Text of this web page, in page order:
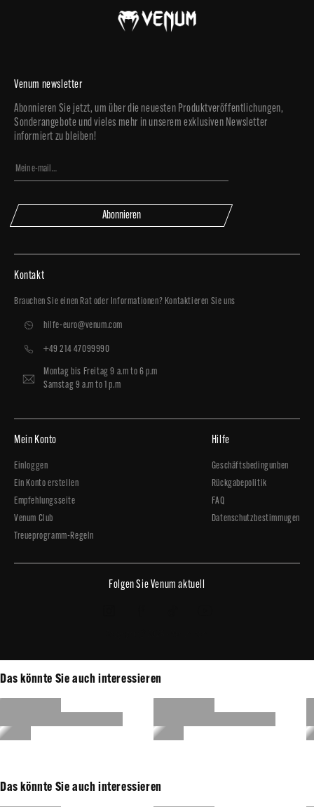
Venum newsletter
Abonnieren Sie jetzt, um über die neuesten Produktveröffentlichungen,
Sonderangebote und vieles mehr in unserem exklusiven Newsletter
informiert zu bleiben!
Abonnieren
Kontakt
Brauchen Sie einen Rat oder Informationen? Kontaktieren Sie uns
hilfe-euro@venum.com
+49 214 47099990
Montag bis Freitag 9 a.m to 6 p.m
Samstag 9 a.m to 1 p.m
Mein Konto
Einloggen
Ein Konto erstellen
Empfehlungsseite
Venum Club
Treueprogramm-Regeln
Hilfe
Geschäftsbedingunben
Rückgabepolitik
FAQ
Datenschutzbestimmugen
Folgen Sie Venum aktuell
Das könnte Sie auch interessieren
Das könnte Sie auch interessieren